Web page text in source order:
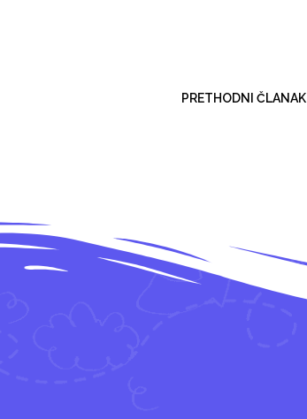
PRETHODNI ČLANAK